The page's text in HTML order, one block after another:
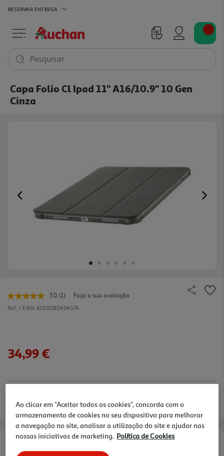
RESERVAR ENTREGA
Pesquisar
Capa Folio Cl Ipad 11" A16/10.9" 10 Gen
Cinza
Previous
5.0 Leu
uma
(1)
Faça a sua avaliação
Ref. / EAN: 8018080494574
34,99 €
Entrega estimada entre 18/08/2026 e 19/08/2026
Características
Ao clicar em "Aceitar todos os cookies", concorda com o
armazenamento de cookies no seu dispositivo para melhorar
a navegação no site, analisar a utilização do site e ajudar nas
nossas iniciativas de marketing. Política de Cookies